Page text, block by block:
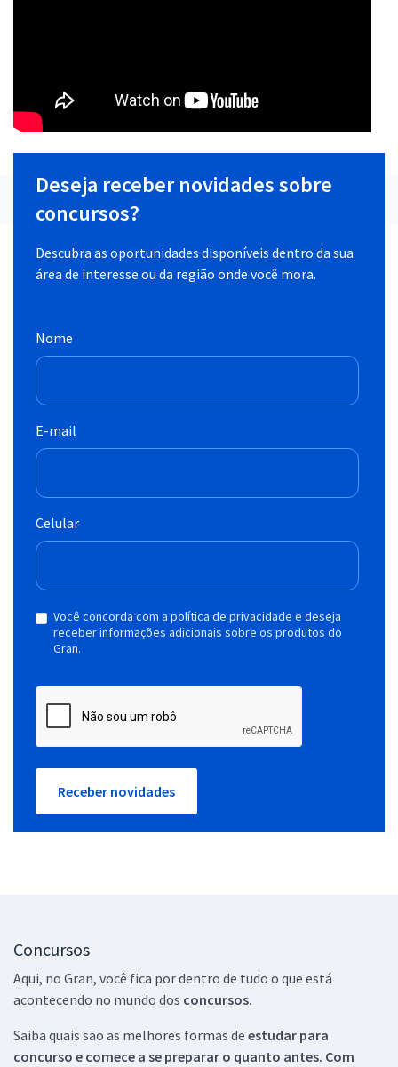
Deseja receber novidades sobre
concursos?
Descubra as oportunidades disponíveis dentro da sua
área de interesse ou da região onde você mora.
Nome
E-mail
Celular
Você concorda com a política de privacidade e deseja
receber informações adicionais sobre os produtos do
Gran.
Receber novidades
Concursos
Aqui, no Gran, você fica por dentro de tudo o que está
acontecendo no mundo dos concursos.
Saiba quais são as melhores formas de estudar para
concurso e comece a se preparar o quanto antes. Com